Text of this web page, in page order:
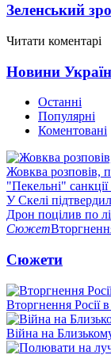
Зеленський
Читати коментарі
Новини
Останні
Популярні
Коментовані
Жовква розповів,
"Пекельні"
У Скелі
Дрон поцілив по
Сюжет
Сюжети
Вторгнення Росії
Війна на